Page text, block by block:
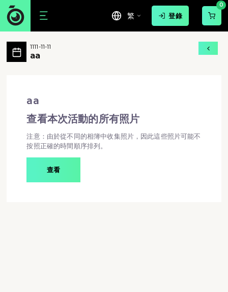
繁 登錄
0
aa 活動相簿 MovePic
aa 所有相片
1111-11-11
aa
aa
查看本次活動的所有照片
注意：由於從不同的相簿中收集照片，因此這些照片可能不
按照正確的時間順序排列。
查看